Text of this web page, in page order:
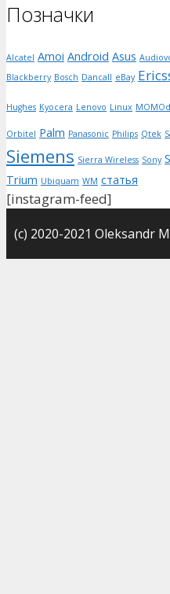
Позначки
Alcatel Amoi Android Asus
Blackberry Bosch Dancall eBay
Hughes Kyocera Lenovo Linux
Orbitel Palm Panasonic Philips Qtek
Siemens Sierra Wireless Sony
Trium Ubiquam WM статья
[instagram-feed]
(с) 2020-2021 Oleksandr